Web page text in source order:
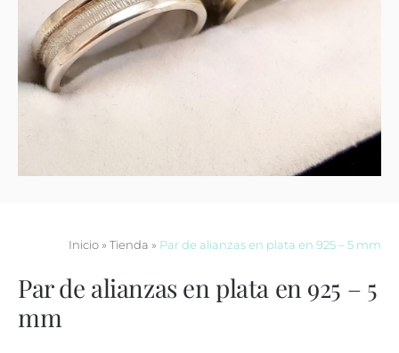
Contacto
Inicio» Tienda » Par de alianzas en plata en 925 – 5 mm
Par de alianzas en plata en 925 – 5
mm